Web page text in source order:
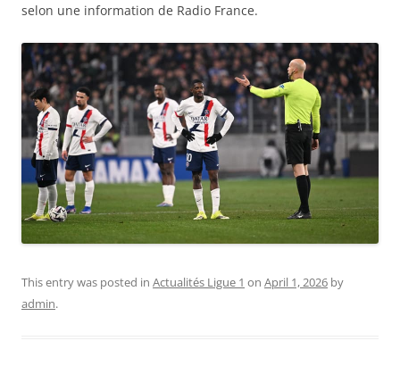
selon une information de Radio France.
This entry was posted in Actualités Ligue 1 on April 1, 2026 by
admin.